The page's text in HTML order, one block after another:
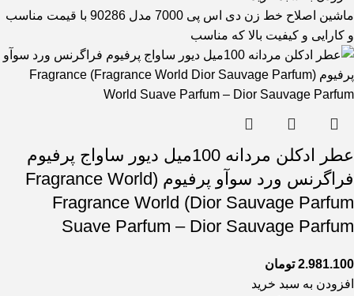
ماشین اصلاح خط زن دی اس پی 7000 مدل 90286 با قیمت مناسب
و کارایی و کیفیت بالا که مناسب
عطر ادکلن مردانه 100میل دیور ساواج پرفیوم
فراگرنس ورد سوآو پرفیوم (Fragrance World
Dior Sauvage Parfum) Fragrance World
Suave Parfum – Dior Sauvage Parfum
2.981.100 تومان
افزودن به سبد خرید